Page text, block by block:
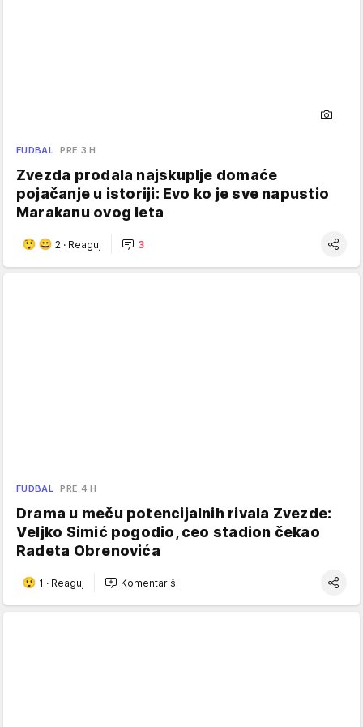
FUDBAL PRE 3 H
Zvezda prodala najskuplje domaće
pojačanje u istoriji: Evo ko je sve napustio
Marakanu ovog leta
2 · Reaguj 3
FUDBAL PRE 4 H
Drama u meču potencijalnih rivala Zvezde:
Veljko Simić pogodio, ceo stadion čekao
Radeta Obrenovića
1 · Reaguj Komentariši